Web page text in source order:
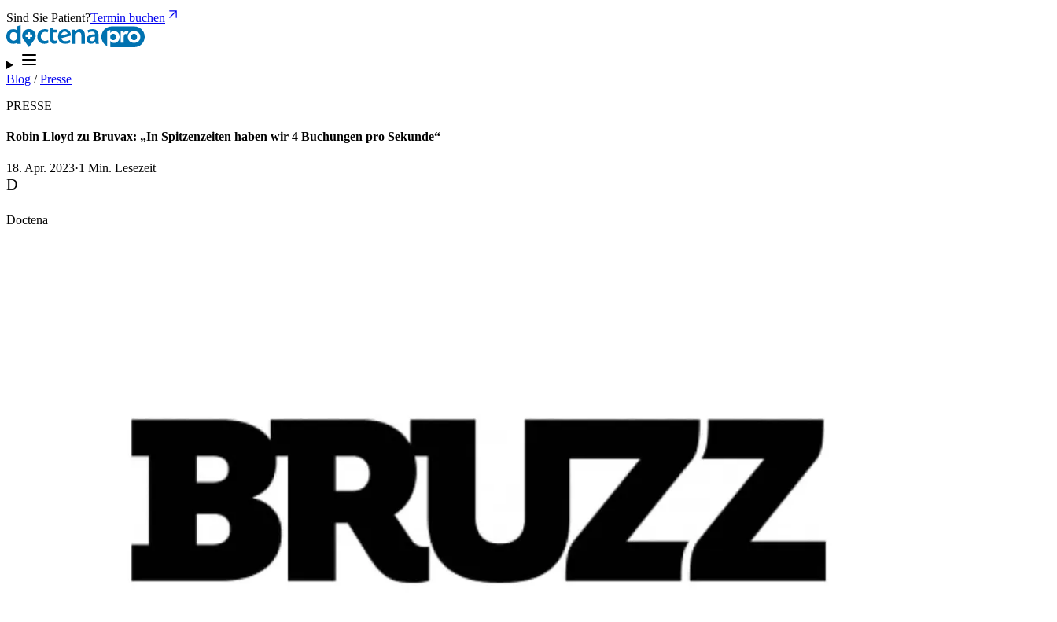
Sind Sie Patient?Termin buchen
Blog /Presse
PRESSE
Robin Lloyd zu Bruvax: „In Spitzenzeiten haben wir 4 Buchungen pro Sekunde“
18. Apr. 2023·1 Min. Lesezeit
D
Doctena